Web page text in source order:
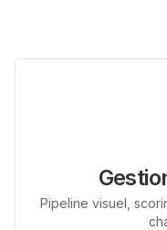
Pipeline visuel,